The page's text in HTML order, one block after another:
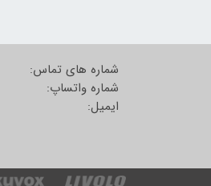
شماره های تماس:
شماره واتساپ:
​​​​​​​ایمیل: